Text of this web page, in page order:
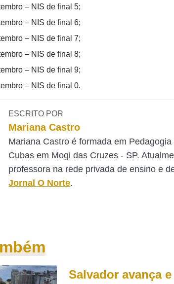
– NIS de final 5;
– NIS de final 6;
– NIS de final 7;
– NIS de final 8;
– NIS de final 9;
– NIS de final 0.
ESCRITO POR
Mariana Castro
Mariana Castro é formada em
Cubas em Mogi das Cruzes - SP.
professora na rede privada de ensino e
Jornal O Norte.
Salvador avança